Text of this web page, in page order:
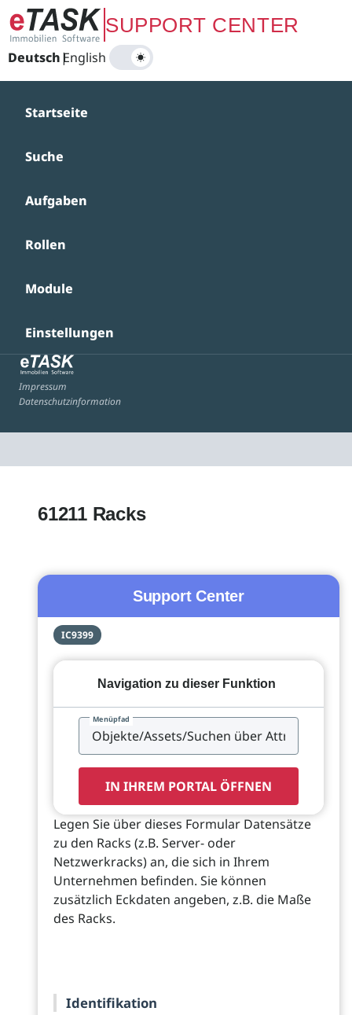
Zum Hauptinhalt springenSUPPORT CENTER
Deutsch|
English
Startseite
Suche
Aufgaben
Rollen
Module
Einstellungen
Impressum
Datenschutzinformation
61211 Racks
Support Center
IC9399
Navigation zu dieser Funktion
Menüpfad
IN IHREM PORTAL ÖFFNEN
Legen Sie über dieses Formular Datensätze
zu den Racks (z.B. Server- oder
Netzwerkracks) an, die sich in Ihrem
Unternehmen befinden. Sie können
zusätzlich Eckdaten angeben, z.B. die Maße
des Racks.
Identifikation